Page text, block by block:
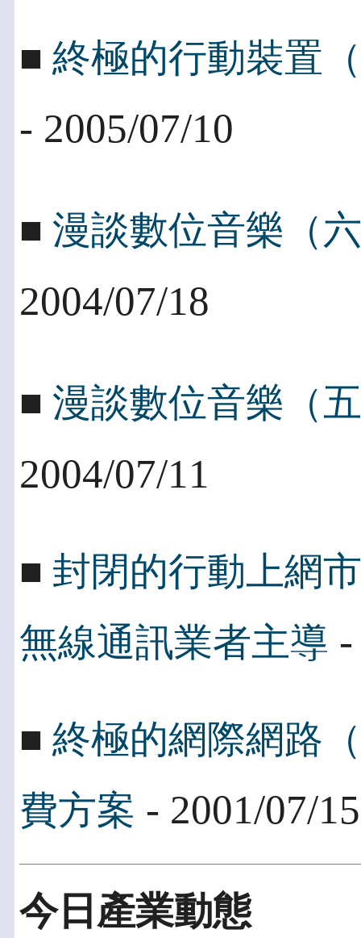
■ 終極的行動裝置
- 2005/07/10
■ 漫談數位音樂（
2004/07/18
■ 漫談數位音樂（
2004/07/11
■ 封閉的行動上網
無線通訊業者主導
■ 終極的網際網路
費方案 - 2001/07/15
今日產業動態